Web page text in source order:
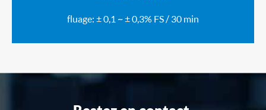
fluage: ± 0,1 ~ ± 0,3% FS / 30 min